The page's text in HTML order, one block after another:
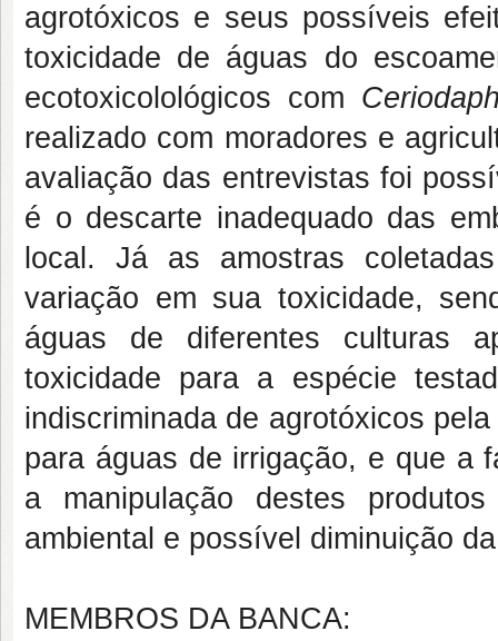
agrotóxicos e seus possíveis
toxicidade de águas do
ecotoxicolológicos com
realizado com moradores e
avaliação das entrevistas foi
é o descarte inadequado das
local. Já as amostras
variação em sua toxicidade,
águas de diferentes culturas
toxicidade para a espécie
indiscriminada de agrotóxicos
para águas de irrigação, e que a
a manipulação destes
ambiental e possível diminuição
MEMBROS DA BANCA: